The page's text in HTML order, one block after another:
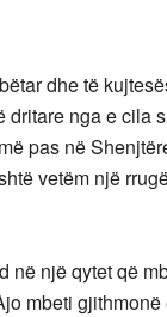
dhe të
nga e cila
pas në
vetëm një
në një qytet që
mbeti